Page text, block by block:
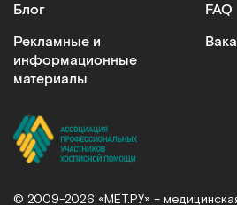
Блог
Рекламные и
информационные
материалы
FAQ
© 2009-2026 «МЕТ.РУ» –